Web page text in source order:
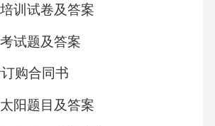
训试卷及答案
试题及答案
购合同书
阳题目及答案